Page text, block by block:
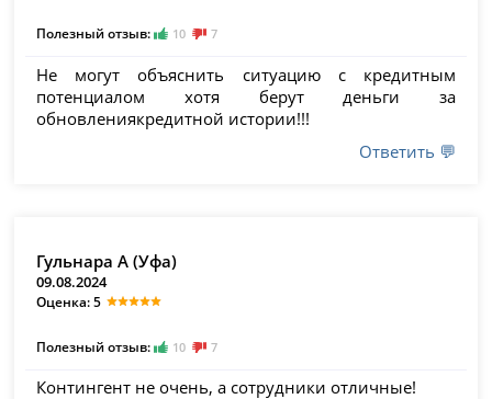
Полезный отзыв: 10 7
Не могут объяснить ситуацию с кредитным
потенциалом хотя берут деньги за
обновлениякредитной истории!!!
Ответить 💬
Гульнара А (Уфа)
09.08.2024
Оценка: 5
Полезный отзыв: 10 7
Контингент не очень, а сотрудники отличные!